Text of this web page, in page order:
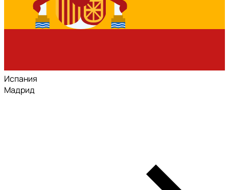
Испания
Мадрид